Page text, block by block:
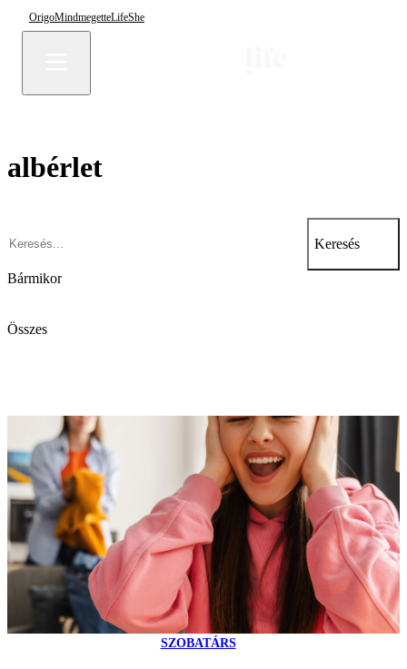
OrigoMindmegetteLifeShe
albérlet
Keresés
Bármikor
Összes
SZOBATÁRS